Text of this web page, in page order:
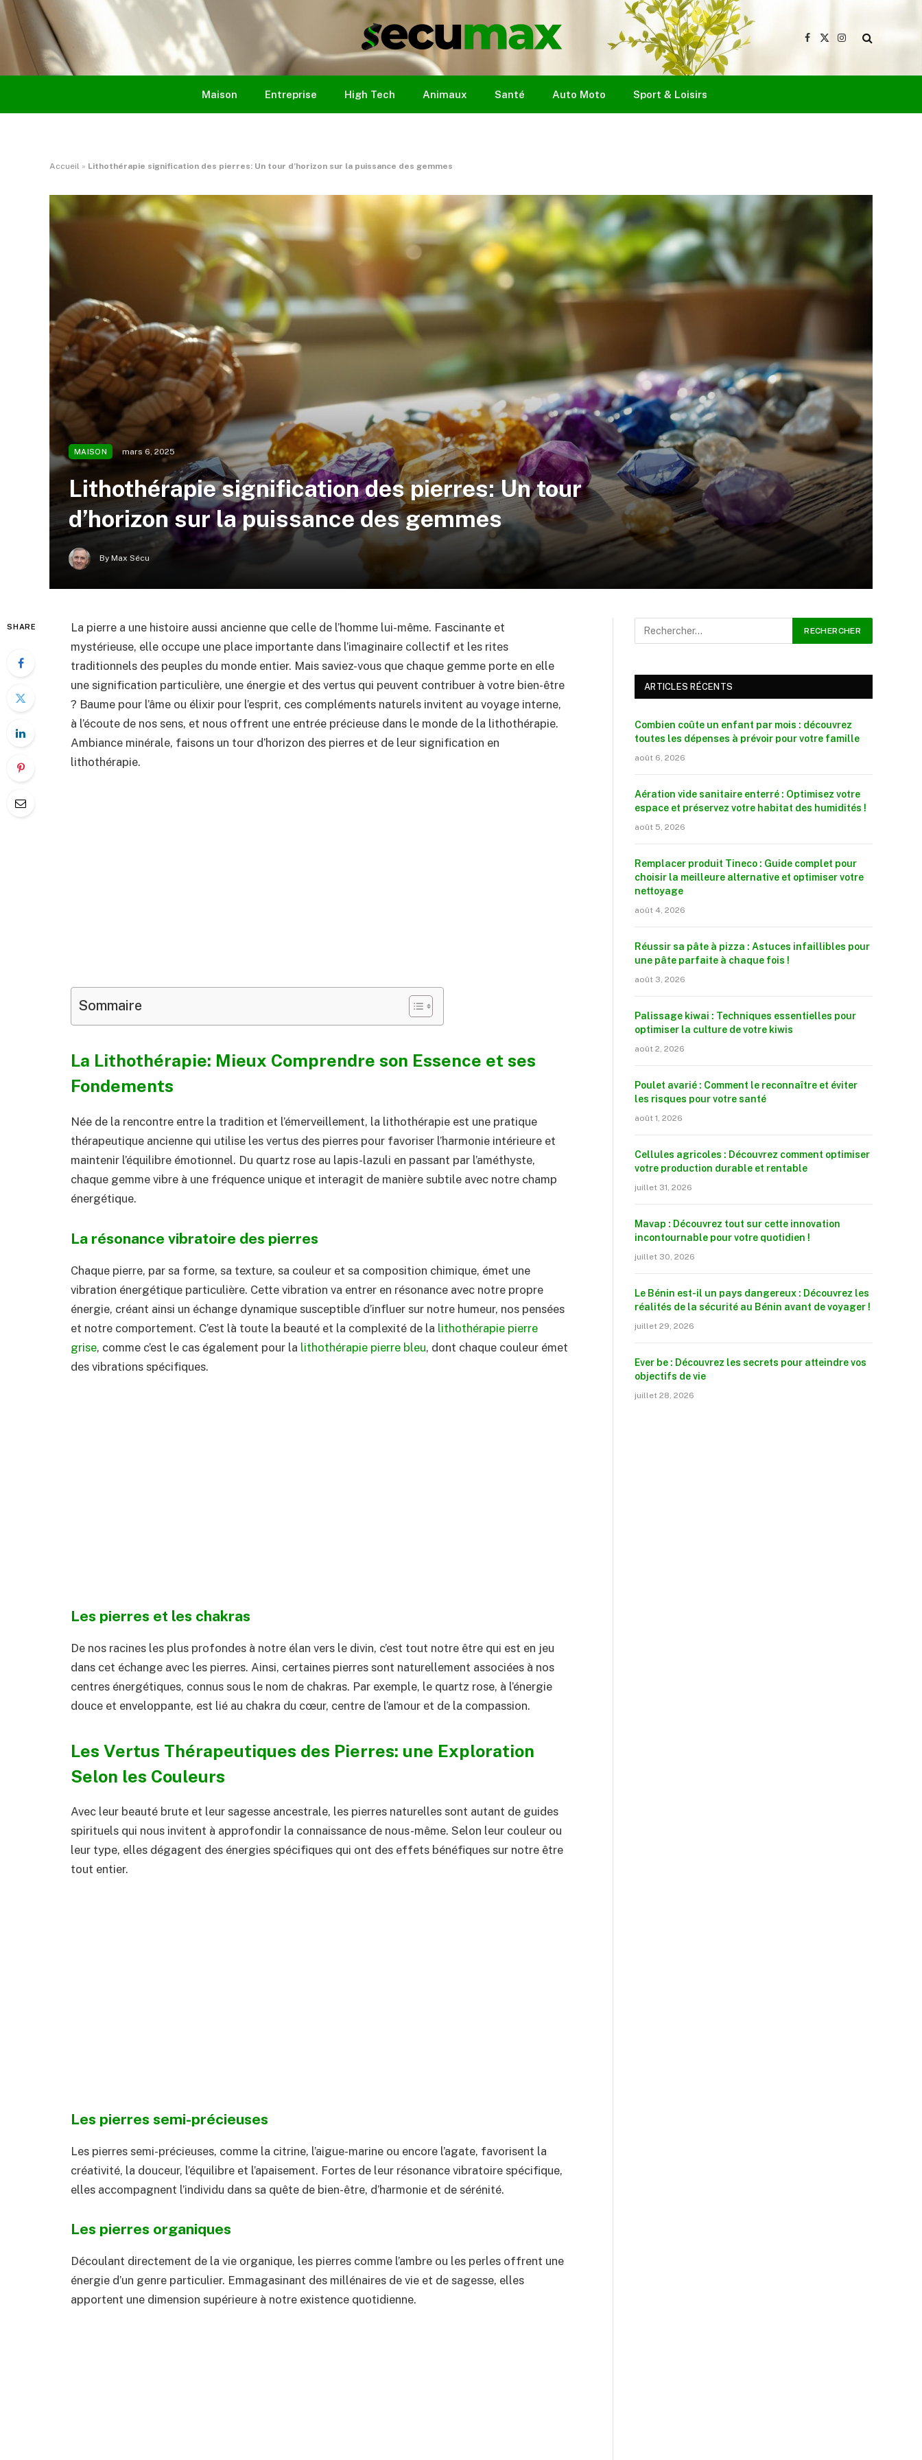
Facebook
X
Instagram
Maison Entreprise High Tech Animaux Santé Auto Moto Sport & Loisirs
Accueil » Lithothérapie signification des pierres: Un tour d’horizon sur la puissance des gemmes
MAISON mars 6, 2025
Lithothérapie signification des pierres: Un tour
d’horizon sur la puissance des gemmes
By Max Sécu
SHARE
La pierre a une histoire aussi ancienne que celle de l’homme lui-même. Fascinante et
mystérieuse, elle occupe une place importante dans l’imaginaire collectif et les rites
traditionnels des peuples du monde entier. Mais saviez-vous que chaque gemme porte en elle
une signification particulière, une énergie et des vertus qui peuvent contribuer à votre bien-être
? Baume pour l’âme ou élixir pour l’esprit, ces compléments naturels invitent au voyage interne,
à l’écoute de nos sens, et nous offrent une entrée précieuse dans le monde de la lithothérapie.
Ambiance minérale, faisons un tour d’horizon des pierres et de leur signification en
lithothérapie.
Sommaire
La Lithothérapie: Mieux Comprendre son Essence et ses
Fondements
Née de la rencontre entre la tradition et l’émerveillement, la lithothérapie est une pratique
thérapeutique ancienne qui utilise les vertus des pierres pour favoriser l’harmonie intérieure et
maintenir l’équilibre émotionnel. Du quartz rose au lapis-lazuli en passant par l’améthyste,
chaque gemme vibre à une fréquence unique et interagit de manière subtile avec notre champ
énergétique.
La résonance vibratoire des pierres
Chaque pierre, par sa forme, sa texture, sa couleur et sa composition chimique, émet une
vibration énergétique particulière. Cette vibration va entrer en résonance avec notre propre
énergie, créant ainsi un échange dynamique susceptible d’influer sur notre humeur, nos pensées
et notre comportement. C’est là toute la beauté et la complexité de la lithothérapie pierre
grise, comme c’est le cas également pour la lithothérapie pierre bleu, dont chaque couleur émet
des vibrations spécifiques.
Les pierres et les chakras
De nos racines les plus profondes à notre élan vers le divin, c’est tout notre être qui est en jeu
dans cet échange avec les pierres. Ainsi, certaines pierres sont naturellement associées à nos
centres énergétiques, connus sous le nom de chakras. Par exemple, le quartz rose, à l’énergie
douce et enveloppante, est lié au chakra du cœur, centre de l’amour et de la compassion.
Les Vertus Thérapeutiques des Pierres: une Exploration
Selon les Couleurs
Avec leur beauté brute et leur sagesse ancestrale, les pierres naturelles sont autant de guides
spirituels qui nous invitent à approfondir la connaissance de nous-même. Selon leur couleur ou
leur type, elles dégagent des énergies spécifiques qui ont des effets bénéfiques sur notre être
tout entier.
Les pierres semi-précieuses
Les pierres semi-précieuses, comme la citrine, l’aigue-marine ou encore l’agate, favorisent la
créativité, la douceur, l’équilibre et l’apaisement. Fortes de leur résonance vibratoire spécifique,
elles accompagnent l’individu dans sa quête de bien-être, d’harmonie et de sérénité.
Les pierres organiques
Découlant directement de la vie organique, les pierres comme l’ambre ou les perles offrent une
énergie d’un genre particulier. Emmagasinant des millénaires de vie et de sagesse, elles
apportent une dimension supérieure à notre existence quotidienne.
ARTICLES RÉCENTS
Combien coûte un enfant par mois : découvrez
toutes les dépenses à prévoir pour votre famille
août 6, 2026
Aération vide sanitaire enterré : Optimisez votre
espace et préservez votre habitat des humidités !
août 5, 2026
Remplacer produit Tineco : Guide complet pour
choisir la meilleure alternative et optimiser votre
nettoyage
août 4, 2026
Réussir sa pâte à pizza : Astuces infaillibles pour
une pâte parfaite à chaque fois !
août 3, 2026
Palissage kiwai : Techniques essentielles pour
optimiser la culture de votre kiwis
août 2, 2026
Poulet avarié : Comment le reconnaître et éviter
les risques pour votre santé
août 1, 2026
Cellules agricoles : Découvrez comment optimiser
votre production durable et rentable
juillet 31, 2026
Mavap : Découvrez tout sur cette innovation
incontournable pour votre quotidien !
juillet 30, 2026
Le Bénin est-il un pays dangereux : Découvrez les
réalités de la sécurité au Bénin avant de voyager !
juillet 29, 2026
Ever be : Découvrez les secrets pour atteindre vos
objectifs de vie
juillet 28, 2026